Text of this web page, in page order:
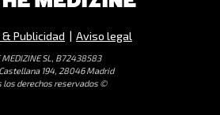
Publicidad | Aviso legal
MEDIZINE SL, B72438583
194, 28046 Madrid
los derechos reservados ©